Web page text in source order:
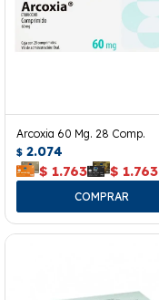
Arcoxia 60 Mg. 28 Comp.
$ 2.074
$ 1.763 $ 1.763